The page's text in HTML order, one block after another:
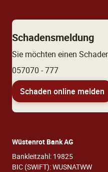
Schadensmeldung
Sie möchten einen
057070 - 777
Schaden online melden
Wüstenrot Bank AG
Bankleitzahl: 19825
BIC (SWIFT): WUSNATWW